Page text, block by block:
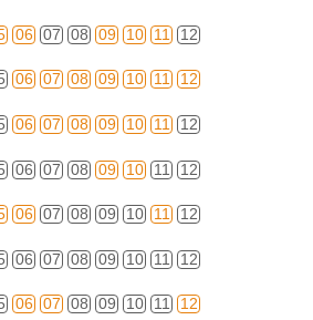
06 07 08 09 10 11 12
06 07 08 09 10 11 12
06 07 08 09 10 11 12
06 07 08 09 10 11 12
06 07 08 09 10 11 12
06 07 08 09 10 11 12
06 07 08 09 10 11 12